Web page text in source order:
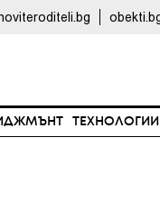
ТЕХНОЛОГИИ